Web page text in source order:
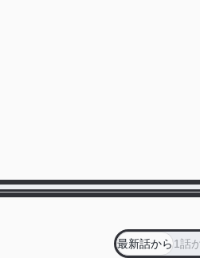
最新話から1話